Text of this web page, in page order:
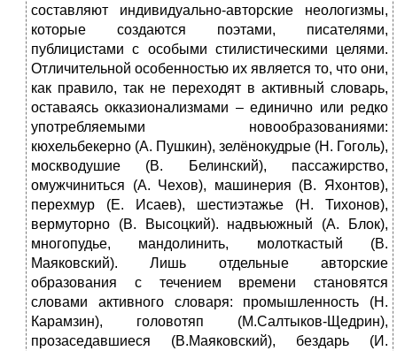
составляют индивидуально-авторские неологизмы,
которые создаются поэтами, писателями,
публицистами с особыми стилистическими целями.
От­личительной особенностью их является то, что они,
как правило, так не переходят в активный словарь,
оставаясь окказионализмами – единично или редко
употребляемыми новообразованиями:
кюхельбекерно (А. Пушкин), зелёнокудрые (Н. Гоголь),
москводушие (В. Белинский), пассажирство,
омужчиниться (А. Чехов), машинерия (В. Яхонтов),
перехмур (Е. Исаев), шестиэтажье (Н. Тихонов),
вермуторно (В. Высоцкий). надвьюжный (А. Блок),
многопудье, мандолинить, молоткастый (В.
Маяковский). Лишь отдельные авторские
образования с течением вре­мени становятся
словами активного словаря: промышленность (Н.
Карамзин), головотяп (М.Салтыков-Щедрин),
прозаседавшиеся (В.Ма­яковский), бездарь (И.